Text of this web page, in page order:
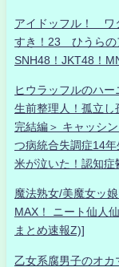
アイドッフル！ ワ
すき！23 ひうらの
SNH48！JKT48！
ヒウラッフルのハ
生前整理人！孤立し
完結編＞ キャッシ
つ病統合失調症14
米が泣いた！認知症
魔法熟女/美魔女ッ
MAX！ ニート仙人
まとめ速報Z)]
乙女系腐男子のオ